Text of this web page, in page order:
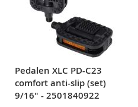
Pedalen XLC PD-C23
comfort anti-slip (set)
9/16" - 2501840922